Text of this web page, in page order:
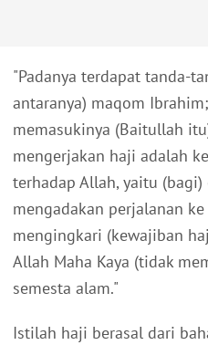
"Padanya terdapat tanda-
antaranya) maqom
memasukinya (Baitullah
mengerjakan haji adalah
terhadap Allah, yaitu
mengadakan perjalanan
mengingkari (kewajiban
Allah Maha Kaya (tidak
semesta alam."
Istilah haji berasal dari